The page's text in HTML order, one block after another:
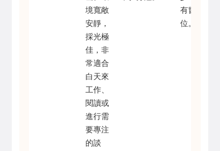
境寬敞
安靜，
採光極
佳，非
常適合
白天來
工作、
閱讀或
進行需
要專注
的談
有窗邊
位。